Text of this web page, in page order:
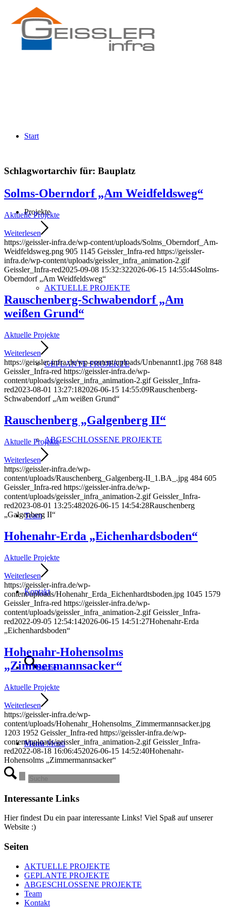
Start
Projekte
AKTUELLE PROJEKTE
GEPLANTE PROJEKTE
ABGESCHLOSSENE PROJEKTE
Team
Kontakt
Suche
Menü Menü
Schlagwortarchiv für: Bauplatz
Solms-Oberndorf „Am Weidfeldsweg“
Aktuelle Projekte
Weiterlesen
https://geissler-infra.de/wp-content/uploads/Solms_Oberndorf_Am-
Weidfeldsweg.png 905 1145 Geissler_Infra-red https://geissler-
infra.de/wp-content/uploads/geissler_infra_animation-2.gif
Geissler_Infra-red2025-09-08 15:32:322026-06-15 14:55:44Solms-
Oberndorf „Am Weidfeldsweg“
Rauschenberg-Schwabendorf „Am
weißen Grund“
Aktuelle Projekte
Weiterlesen
https://geissler-infra.de/wp-content/uploads/Unbenannt1.jpg 768 848
Geissler_Infra-red https://geissler-infra.de/wp-
content/uploads/geissler_infra_animation-2.gif Geissler_Infra-
red2023-08-01 13:27:182026-06-15 14:55:09Rauschenberg-
Schwabendorf „Am weißen Grund“
Rauschenberg „Galgenberg II“
Aktuelle Projekte
Weiterlesen
https://geissler-infra.de/wp-
content/uploads/Rauschenberg_Galgenberg-II_1.BA_.jpg 484 605
Geissler_Infra-red https://geissler-infra.de/wp-
content/uploads/geissler_infra_animation-2.gif Geissler_Infra-
red2023-08-01 13:25:482026-06-15 14:54:28Rauschenberg
„Galgenberg II“
Hohenahr-Erda „Eichenhardsboden“
Aktuelle Projekte
Weiterlesen
https://geissler-infra.de/wp-
content/uploads/Hohenahr_Erda_Eichenhardtsboden.jpg 1045 1579
Geissler_Infra-red https://geissler-infra.de/wp-
content/uploads/geissler_infra_animation-2.gif Geissler_Infra-
red2022-09-05 12:54:142026-06-15 14:51:27Hohenahr-Erda
„Eichenhardsboden“
Hohenahr-Hohensolms
„Zimmermannsacker“
Aktuelle Projekte
Weiterlesen
https://geissler-infra.de/wp-
content/uploads/Hohenahr_Hohensolms_Zimmermannsacker.jpg
1203 1952 Geissler_Infra-red https://geissler-infra.de/wp-
content/uploads/geissler_infra_animation-2.gif Geissler_Infra-
red2022-08-18 16:06:452026-06-15 14:52:40Hohenahr-
Hohensolms „Zimmermannsacker“
Interessante Links
Hier findest Du ein paar interessante Links! Viel Spaß auf unserer
Website :)
Seiten
AKTUELLE PROJEKTE
GEPLANTE PROJEKTE
ABGESCHLOSSENE PROJEKTE
Team
Kontakt